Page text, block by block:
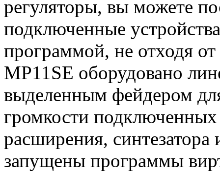
регуляторы, вы можете
подключенные
программой, не отходя
МР11SE оборудовано
выделенным фейдером
громкости
расширения,
запущены программы